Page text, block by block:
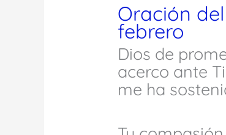
Oración
febrero
Dios de
acerco ante
me ha